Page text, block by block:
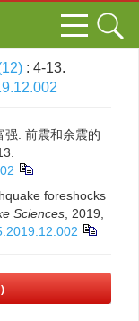
: 4-13.
强. 前震和余震的
foreshocks
Sciences , 2019,